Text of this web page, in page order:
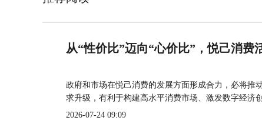
从“性价比”迈向“心价比”，悦己消费
政府和市场在悦己消费的发展方面形成合力，必将推
求升级，有利于构建高水平消费市场、激发数字经济创
2026-07-24 09:09